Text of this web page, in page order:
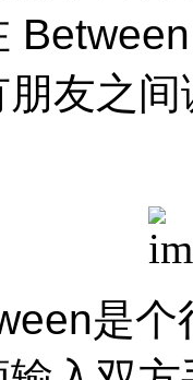
Between
朋友之
是个